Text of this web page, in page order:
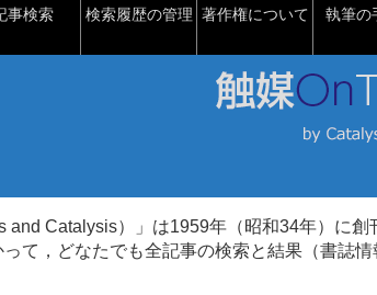
事検索 検索履歴の管理 著作権について 執筆の
and Catalysis）」は1959年（昭和34年）に創
て，どなたでも全記事の検索と結果（書誌